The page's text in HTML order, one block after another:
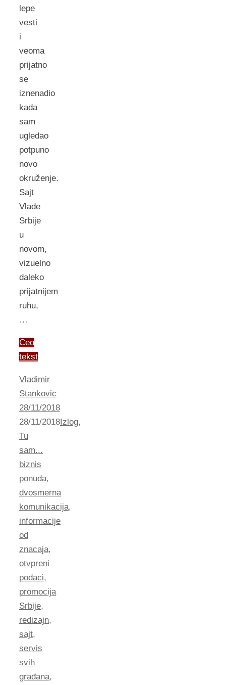
lepe
vesti
i
veoma
prijatno
se
iznenadio
kada
sam
ugledao
potpuno
novo
okruženje.
Sajt
Vlade
Srbije
u
novom,
vizuelno
daleko
prijatnijem
ruhu,
…
Ceo
tekst
Vladimir
Stankovic
28/11/2018
28/11/2018 Izlog,
Tu
sam...
biznis
ponuda,
dvosmerna
komunikacija,
informacije
od
znacaja,
otvpreni
podaci,
promocija
Srbije,
redizajn,
sajt,
servis
svih
građana,